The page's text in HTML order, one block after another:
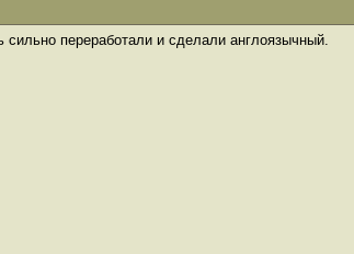
переработали и сделали англоязычный.